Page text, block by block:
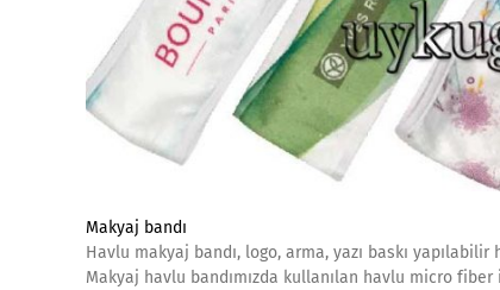
Makyaj bandı
Havlu makyaj bandı, logo, arma, yazı baskı
Makyaj havlu bandımızda kullanılan havlu micro